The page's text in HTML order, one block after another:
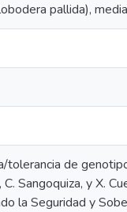
pallida),
tolerancia de
Sangoquiza, y X.
la Seguridad y